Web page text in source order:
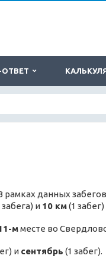
данных
и 10 км(1 забег)
мместе во
и сентябрь (1 забег).